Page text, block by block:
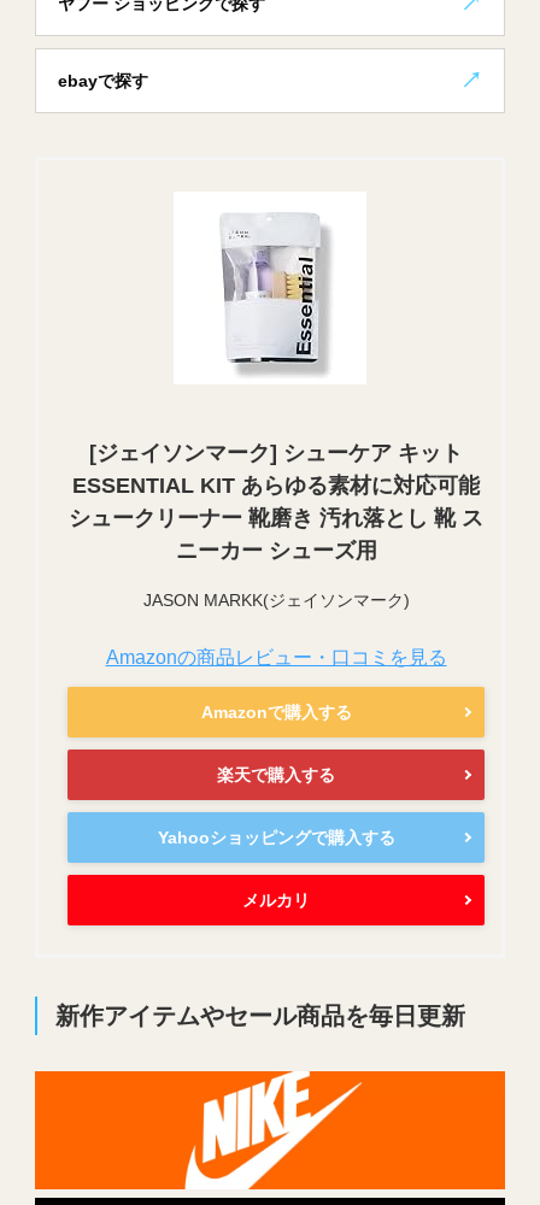
ebayで探す
[ジェイソンマーク] シューケア キット
ESSENTIAL KIT あらゆる素材に対応可能
シュークリーナー 靴磨き 汚れ落とし 靴 ス
ニーカー シューズ用
JASON MARKK(ジェイソンマーク)
Amazonの商品レビュー・口コミを見る
Amazonで購入する
楽天で購入する
Yahooショッピングで購入する
メルカリ
新作アイテムやセール商品を毎日更新